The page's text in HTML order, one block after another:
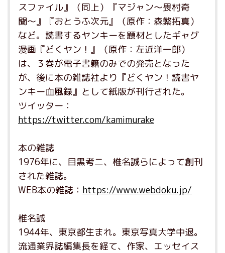
スファイル』（同上）『マジャン〜畏村奇
聞〜』『おとうふ次元』（原作：森繁拓真）
など。読書するヤンキーを題材としたギャグ
漫画『どくヤン！』（原作：左近洋一郎）
は、３巻が電子書籍のみでの発売となった
が、後に本の雑誌社より『どくヤン！読書ヤ
ンキー血風録』として紙版が刊行された。
ツイッター：
https://twitter.com/kamimurake
本の雑誌
1976年に、目黒考二、椎名誠らによって創刊
された雑誌。
WEB本の雑誌： https://www.webdoku.jp/
椎名誠
1944年、東京都生まれ。東京写真大学中退。
流通業界誌編集長を経て、作家、エッセイス